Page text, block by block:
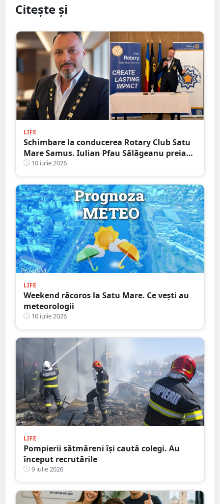
Citește și
LIFE
Schimbare la conducerea Rotary Club Satu
Mare Samus. Iulian Pfau Sălăgeanu preia
mandatul de președinte
10 iulie 2026
LIFE
Weekend răcoros la Satu Mare. Ce vești au
meteorologii
10 iulie 2026
LIFE
Pompierii sătmăreni își caută colegi. Au
început recrutările
9 iulie 2026